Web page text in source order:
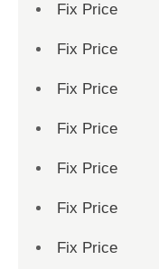
Fix Price
Fix Price
Fix Price
Fix Price
Fix Price
Fix Price
Fix Price